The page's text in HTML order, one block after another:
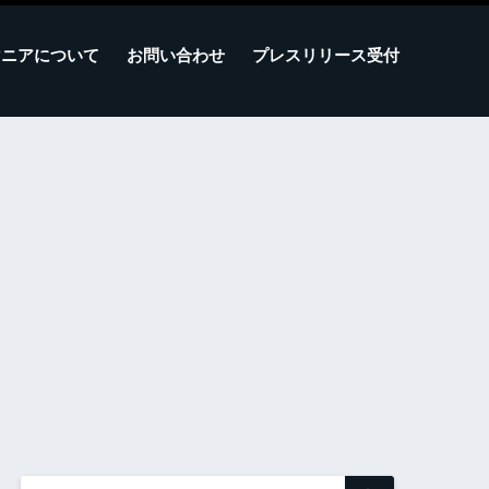
アについて お問い合わせ プレスリリース受付